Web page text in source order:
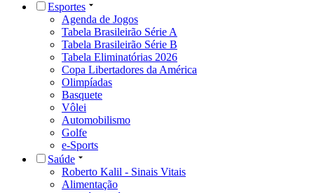
Esportes
Agenda de Jogos
Tabela Brasileirão Série A
Tabela Brasileirão Série B
Tabela Eliminatórias 2026
Copa Libertadores da América
Olimpíadas
Basquete
Vôlei
Automobilismo
Golfe
e-Sports
Saúde
Roberto Kalil - Sinais Vitais
Alimentação